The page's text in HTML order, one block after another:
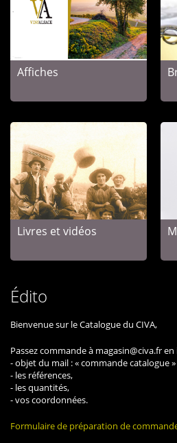
Affiches
Livres et vidéos
Édito
Bienvenue sur le Catalogue du CIVA,
Passez commande à magasin@civa.fr
- objet du mail : « commande catalogue »
- les références,
- les quantités,
- vos coordonnées.
Formulaire de préparation de